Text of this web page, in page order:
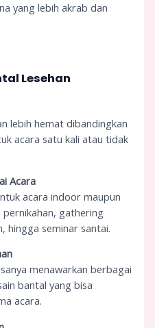
yang lebih akrab dan
Lesehan
lebih hemat dibandingkan
acara satu kali atau tidak
Acara
acara indoor maupun
gathering
hingga seminar santai.
menawarkan berbagai
bantal yang bisa
acara.